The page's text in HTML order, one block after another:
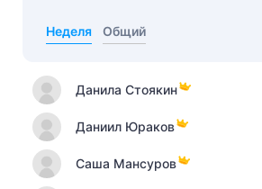
Неделя Общий
Данила Стоякин
Даниил Юраков
Саша Мансуров